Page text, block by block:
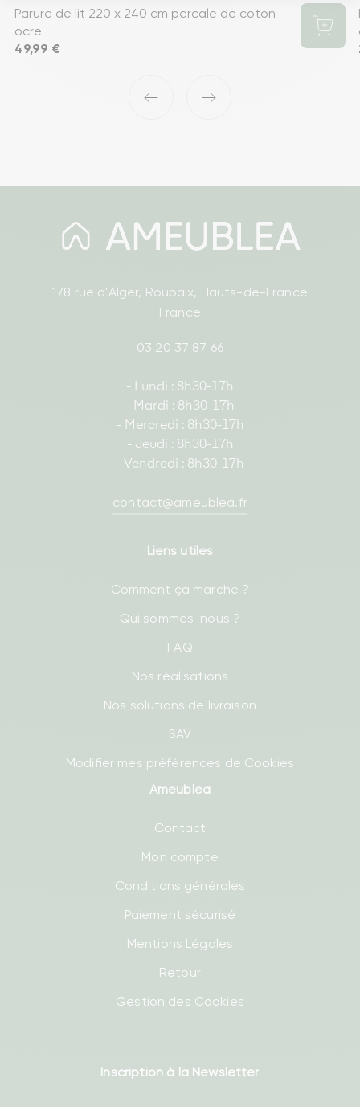
Parure de lit 220 x 240 cm percale de coton
ocre
Prix
49,99 €
‹ ›
178 rue d'Alger, Roubaix, Hauts-de-France
France
03 20 37 87 66
- Lundi : 8h30-17h
- Mardi : 8h30-17h
- Mercredi : 8h30-17h
- Jeudi : 8h30-17h
- Vendredi : 8h30-17h
contact@ameublea.fr
Liens utiles
Comment ça marche ?
Qui sommes-nous ?
FAQ
Nos réalisations
Nos solutions de livraison
SAV
Modifier mes préférences de Cookies
Ameublea
Contact
Mon compte
Conditions générales
Paiement sécurisé
Mentions Légales
Retour
Gestion des Cookies
Inscription à la Newsletter